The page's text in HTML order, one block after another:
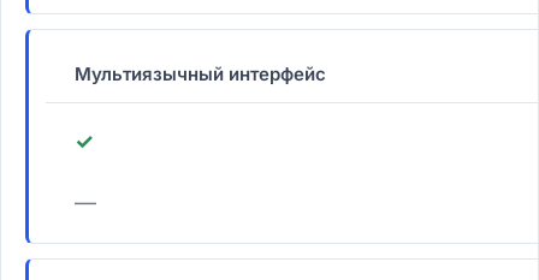
Мультиязычный интерфейс
✓
—